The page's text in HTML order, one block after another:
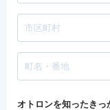
オトロンを知ったきっ